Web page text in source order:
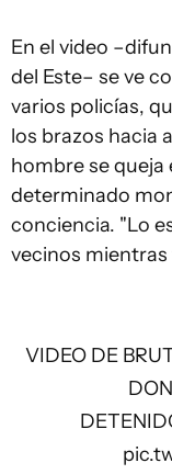
En el video
del Este– se ve
varios policías,
los brazos hacia
hombre se queja
determinado
conciencia. "Lo
vecinos
VIDEO DE